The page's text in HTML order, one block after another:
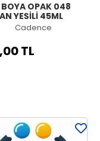
OPAK 048
YEŞİLİ 45ML
Cadence
TL